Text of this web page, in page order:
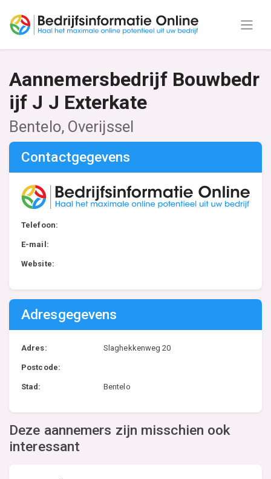
Aannemersbedrijf Bouwbedr
ijf J J Exterkate
Bentelo, Overijssel
Contactgegevens
Telefoon:
E-mail:
Website:
Adresgegevens
Adres: Slaghekkenweg 20
Postcode:
Stad: Bentelo
Deze aannemers zijn misschien ook
interessant